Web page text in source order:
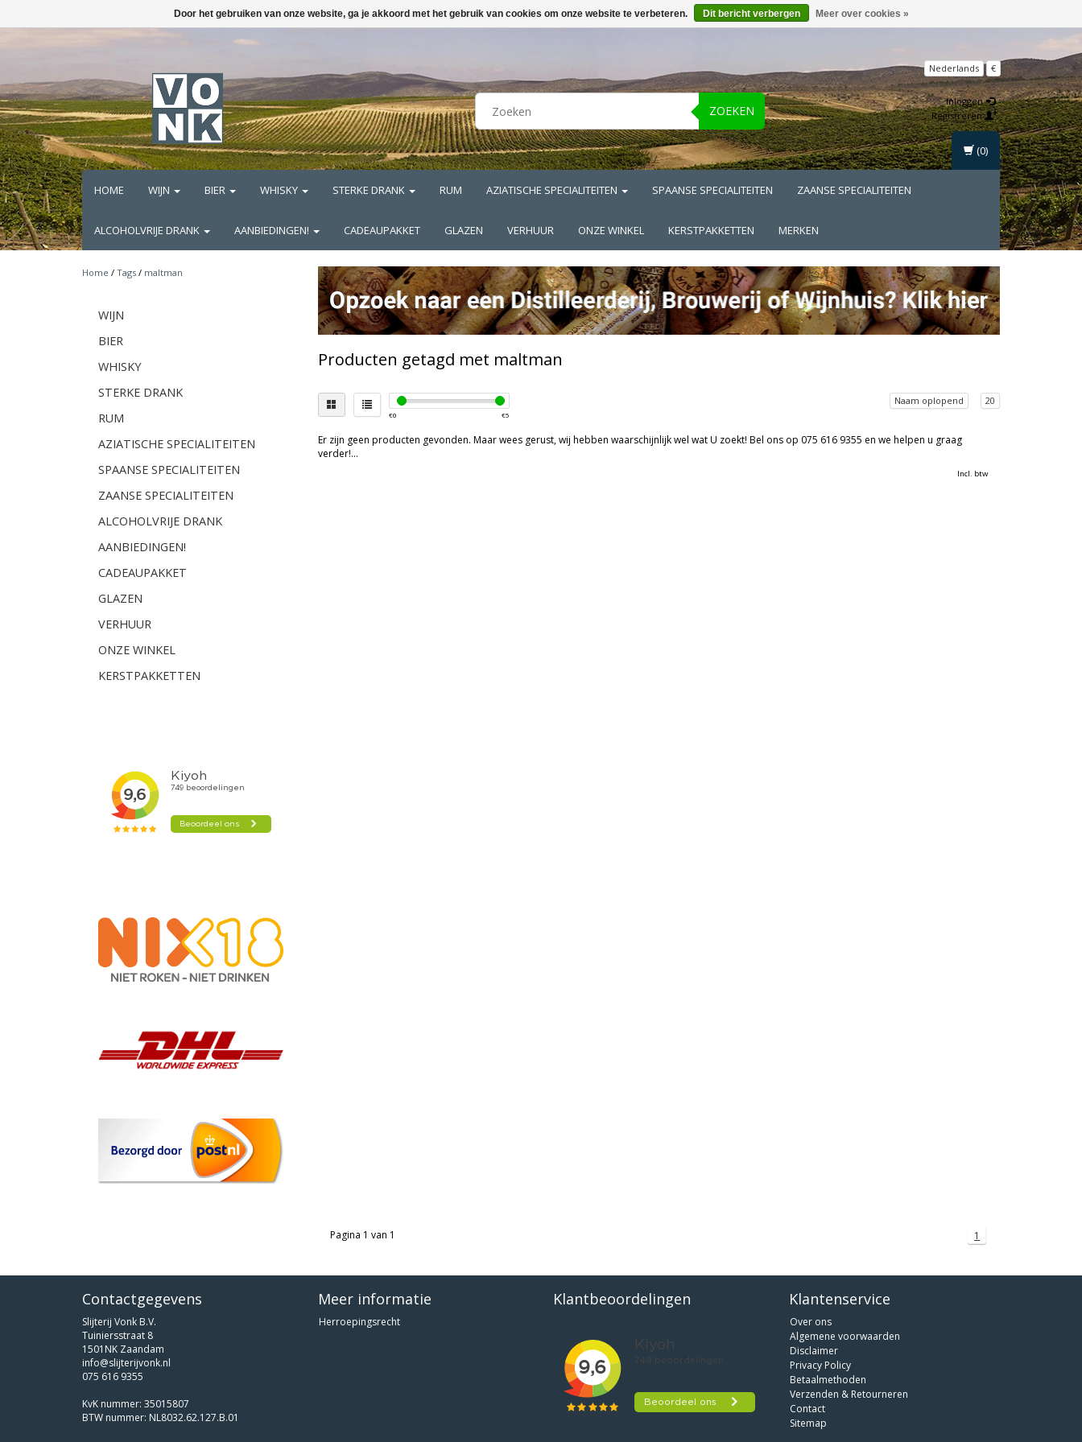
ZOEKEN
Nederlands €
Inloggen
Registreren
HOME WIJN BIER WHISKY STERKE DRANK RUM AZIATISCHE SPECIALITEITEN SPAANSE SPECIALITEITEN ZAANSE SPECIALITEITEN
ALCOHOLVRIJE DRANK AANBIEDINGEN! CADEAUPAKKET GLAZEN VERHUUR ONZE WINKEL KERSTPAKKETTEN MERKEN
(0)
Home / Tags / maltman
WIJN
BIER
WHISKY
STERKE DRANK
RUM
AZIATISCHE SPECIALITEITEN
SPAANSE SPECIALITEITEN
ZAANSE SPECIALITEITEN
ALCOHOLVRIJE DRANK
AANBIEDINGEN!
CADEAUPAKKET
GLAZEN
VERHUUR
ONZE WINKEL
KERSTPAKKETTEN
Producten getagd met maltman
€0 €5
Naam oplopend 20
Er zijn geen producten gevonden. Maar wees gerust, wij hebben waarschijnlijk wel wat U zoekt! Bel ons op 075 616 9355 en we helpen u graag
verder!...
Incl. btw
Pagina 1 van 1 1
Contactgegevens
Slijterij Vonk B.V.
Tuiniersstraat 8
1501NK Zaandam
info@slijterijvonk.nl
075 616 9355
KvK nummer: 35015807
BTW nummer: NL8032.62.127.B.01
Meer informatie
Herroepingsrecht
Klantbeoordelingen Klantenservice
Over ons
Algemene voorwaarden
Disclaimer
Privacy Policy
Betaalmethoden
Verzenden & Retourneren
Contact
Sitemap
Door het gebruiken van onze website, ga je akkoord met het gebruik van cookies om onze website te verbeteren. Dit bericht verbergen Meer over cookies »